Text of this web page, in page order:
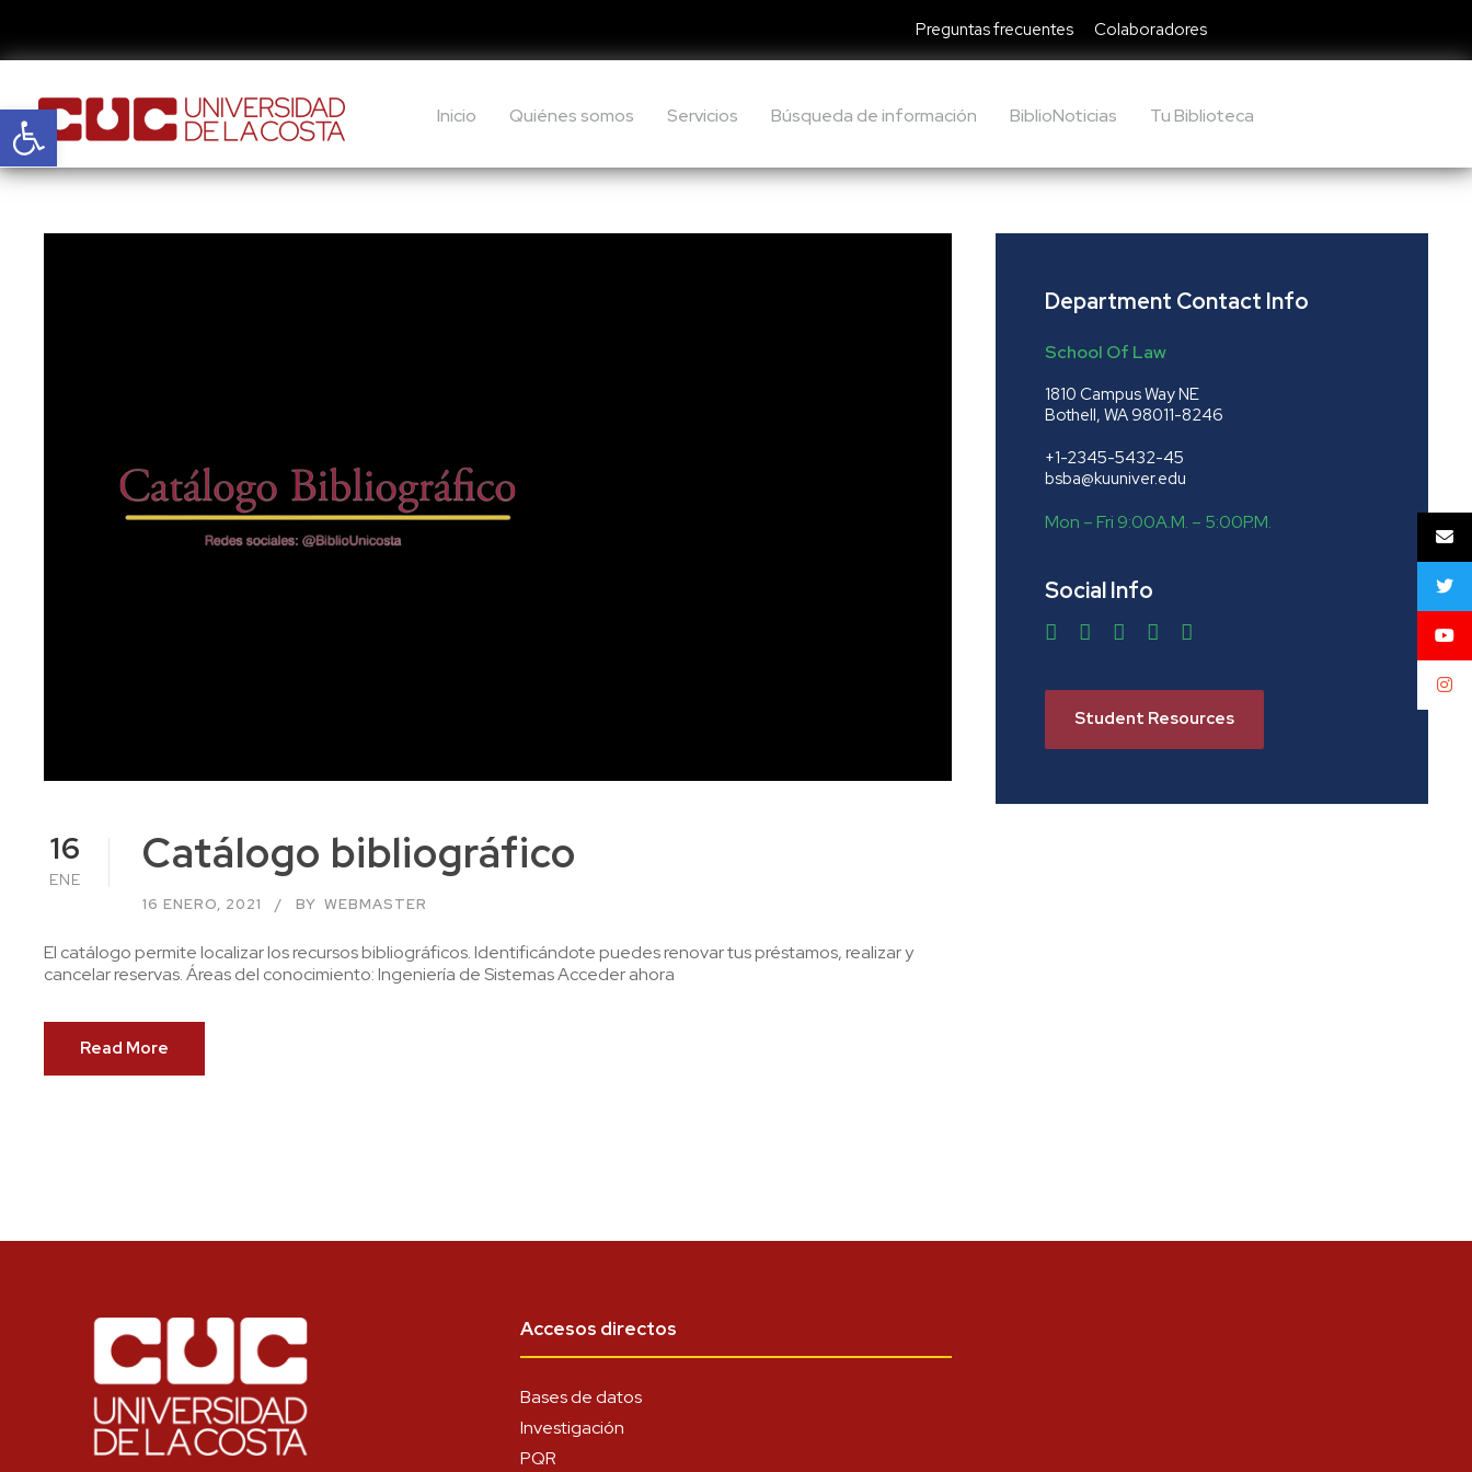
Abrir barra de herramientas
Preguntas frecuentes Colaboradores
Inicio Quiénes somos Servicios Búsqueda de información BiblioNoticias Tu Biblioteca
16
ENE Catálogo bibliográfico
16 ENERO, 2021 BY WEBMASTER
El catálogo permite localizar los recursos bibliográficos. Identificándote puedes renovar tus préstamos, realizar y
cancelar reservas. Áreas del conocimiento: Ingeniería de Sistemas Acceder ahora
Read More
Department Contact Info
School Of Law
1810 Campus Way NE
Bothell, WA 98011-8246
+1-2345-5432-45
bsba@kuuniver.edu
Mon – Fri 9:00A.M. – 5:00P.M.
Social Info
Student Resources
Accesos directos
Bases de datos
Investigación
PQR